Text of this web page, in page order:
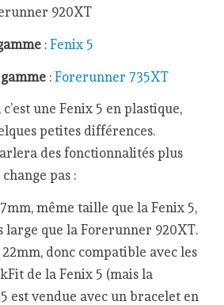
920XT
:Fenix 5
:Forerunner 735XT
une Fenix 5 en plastique,
petites différences.
des fonctionnalités plus
pas :
même taille que la Fenix 5,
large que la Forerunner 920XT.
donc compatible avec les
de la Fenix 5 (mais la
est vendue avec un bracelet en